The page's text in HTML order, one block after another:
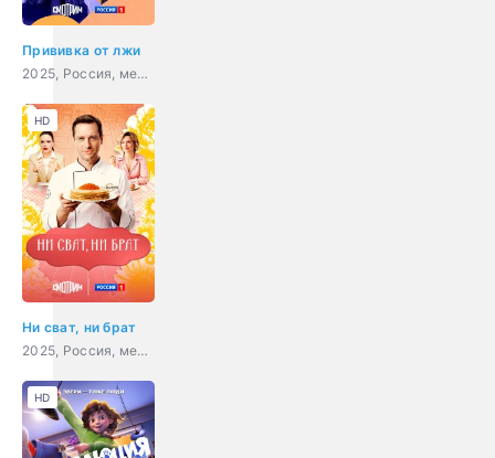
Прививка от лжи
2025, Россия, мелодрама
Ни сват, ни брат
2025, Россия, мелодрама
HD
HD